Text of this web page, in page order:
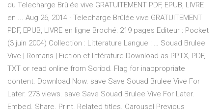
du Telecharge Brûlée vive GRATUITEMENT PDF, EPUB, LIVRE
en ... Aug 26, 2014 · Telecharge Brûlée vive GRATUITEMENT
PDF, EPUB, LIVRE en ligne Broché: 219 pages Editeur : Pocket
(3 juin 2004) Collection : Litterature Langue : … Souad Brulee
Vive | Romans | Fiction et littérature Download as PPTX, PDF,
TXT or read online from Scribd. Flag for inappropriate
content. Download Now. save Save Souad Brulee Vive For
Later. 273 views. save Save Souad Brulee Vive For Later.
Embed. Share. Print. Related titles. Carousel Previous